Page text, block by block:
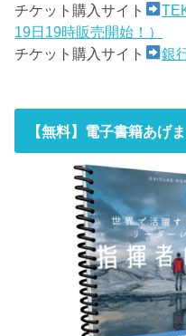
チケット購入サイト
19日19時販売開始！）
チケット購入サイト
銀
【無料】電子書籍あげま